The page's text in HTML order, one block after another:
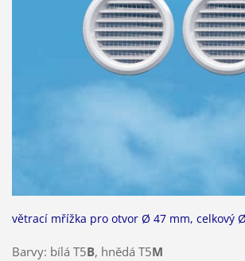
větrací mřížka pro otvor Ø 47 mm, celkový
Barvy: bílá T5B, hnědá T5M